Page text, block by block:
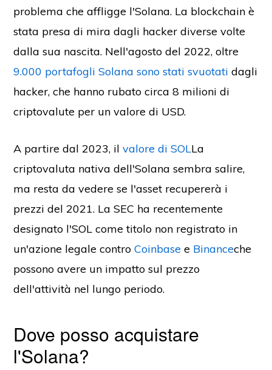
problema che affligge l'Solana. La blockchain è
stata presa di mira dagli hacker diverse volte
dalla sua nascita. Nell'agosto del 2022, oltre
9.000 portafogli Solana sono stati svuotati dagli
hacker, che hanno rubato circa 8 milioni di
criptovalute per un valore di USD.
A partire dal 2023, ilvalore di SOLLa
criptovaluta nativa dell'Solana sembra salire,
ma resta da vedere se l'asset recupererà i
prezzi del 2021. La SEC ha recentemente
designato l'SOL come titolo non registrato in
un'azione legale controCoinbase e Binanceche
possono avere un impatto sul prezzo
dell'attività nel lungo periodo.
Dove posso acquistare
l'Solana?